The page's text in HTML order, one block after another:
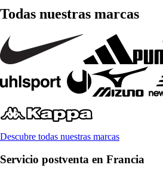
Todas nuestras marcas
Descubre todas nuestras marcas
Servicio postventa en Francia